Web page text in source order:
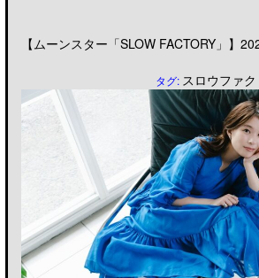
【ムーンスター「SLOW FACTORY」】
タグ: スロウファ